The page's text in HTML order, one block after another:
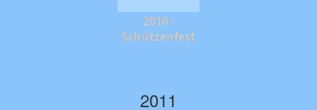
2010 -
Schützenfest
2011